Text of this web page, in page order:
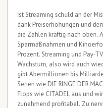
Ist Streaming schuld an der
dank Preiserhöhungen und
die Zahlen kräftig nach oben.
Sparmaßnahmen und
Prozent. Streaming und Pay-
Wachstum, also wird auch
gibt Abermillionen bis
Serien wie DIE RINGE DER
Flops wie CITADEL aus und
zunehmend profitabel. Zu